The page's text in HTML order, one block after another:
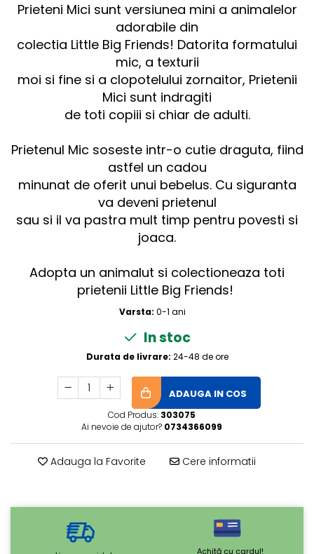
Prieteni Mici sunt versiunea mini a animalelor
adorabile din
colectia Little Big Friends! Datorita formatului
mic, a texturii
moi si fine si a clopotelului zornaitor, Prietenii
Mici sunt indragiti
de toti copiii si chiar de adulti.
Prietenul Mic soseste intr-o cutie draguta, fiind
astfel un cadou
minunat de oferit unui bebelus. Cu siguranta
va deveni prietenul
sau si il va pastra mult timp pentru povesti si
joaca.
Adopta un animalut si colectioneaza toti
prietenii Little Big Friends!
Varsta: 0-1 ani
In stoc
Durata de livrare: 24-48 de ore
ADAUGA IN COS
Cod Produs: 303075
Ai nevoie de ajutor? 0734366099
Adauga la Favorite Cere informatii
Achită cu cardul!